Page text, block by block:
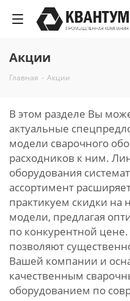
Акции
Главная - Акции
В этом разделе Вы
актуальные
модели сварочного
расходников к ним.
оборудования
ассортимент
практикуем скидки на
модели, предлагая
по конкурентной
позволяют
Вашей компании и
качественным
оборудованием по